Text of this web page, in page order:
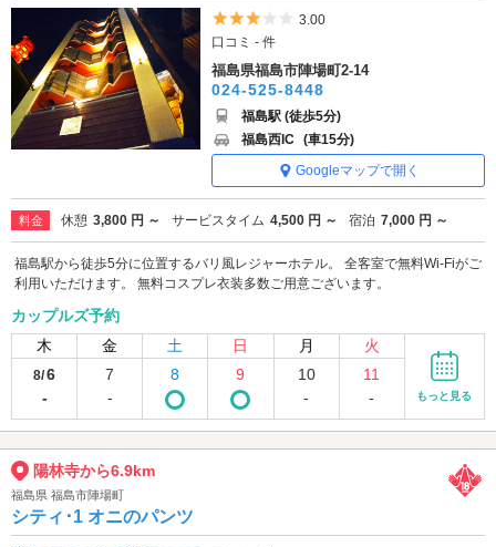
5つ星のうち3
3.00
口コミ - 件
福島県福島市陣場町2-14
024-525-8448
福島駅 (徒歩5分)
福島西IC (車15分)
Googleマップで開く
料金 休憩 3,800 円 ～ サービスタイム 4,500 円 ～ 宿泊 7,000 円 ～
福島駅から徒歩5分に位置するバリ風レジャーホテル。 全客室で無料Wi-Fiがご
利用いただけます。 無料コスプレ衣装多数ご用意ございます。
カップルズ予約
木
金 土 日 月 火
8/6
-
7
-
8 9
10
-
11
-
もっと見る
陽林寺から6.9km
福島県 福島市陣場町
シティ･1 オニのパンツ